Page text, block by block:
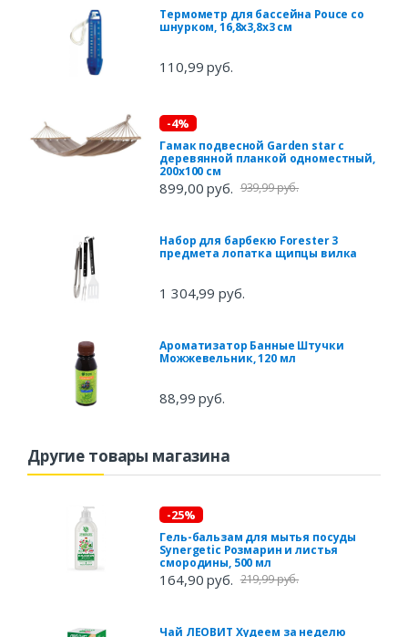
Термометр для бассейна Pouce со
шнурком, 16,8х3,8х3 см
110,99 руб.
-4%
Гамак подвесной Garden star с
деревянной планкой одноместный,
200х100 см
899,00 руб. 939,99 руб.
Набор для барбекю Forester 3
предмета лопатка щипцы вилка
1 304,99 руб.
Ароматизатор Банные Штучки
Можжевельник, 120 мл
88,99 руб.
Другие товары магазина
-25%
Гель-бальзам для мытья посуды
Synergetic Розмарин и листья
смородины, 500 мл
164,90 руб. 219,99 руб.
Чай ЛЕОВИТ Худеем за неделю